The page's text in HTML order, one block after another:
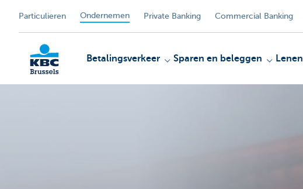
Particulieren Ondernemen Private Banking Commercial Banking
Betalingsverkeer Sparen en beleggen Lenen